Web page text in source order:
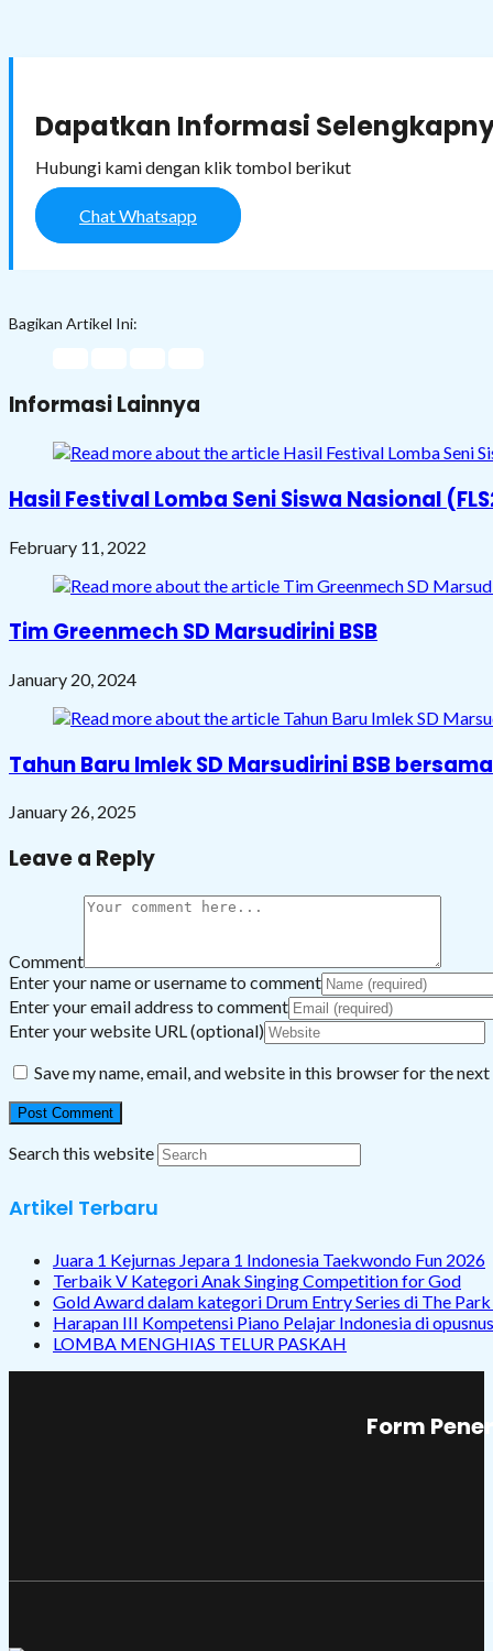
Dapatkan Informasi
Hubungi kami dengan klik tombol berikut
Chat Whatsapp
Bagikan Artikel Ini:
Informasi Lainnya
Hasil Festival Lomba Seni Siswa Nasional
February 11, 2022
Tim Greenmech SD Marsudirini BSB
January 20, 2024
Tahun Baru Imlek SD Marsudirini BSB
January 26, 2025
Leave a Reply
Comment
Enter your name or username to comment
Enter your email address to comment
Enter your website URL (optional)
Save my name, email, and website in this browser for the
Search this website
Artikel Terbaru
Juara 1 Kejurnas Jepara 1 Indonesia Taekwondo Fun 2026
Terbaik V Kategori Anak Singing Competition for God
Gold Award dalam kategori Drum Entry Series di The
Harapan III Kompetensi Piano Pelajar Indonesia di
LOMBA MENGHIAS TELUR PASKAH
Form